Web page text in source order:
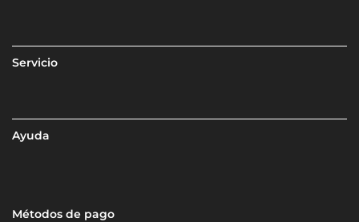
Servicio
Ayuda
Métodos de pago